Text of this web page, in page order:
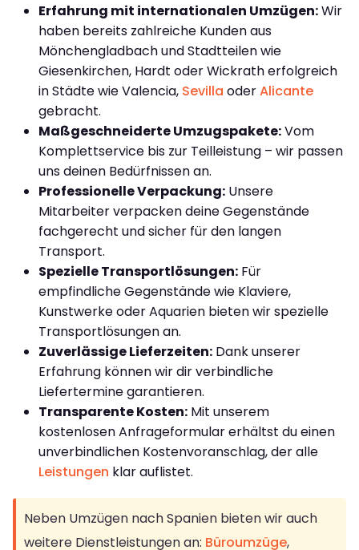
Erfahrung mit internationalen Umzügen:Wir
haben bereits zahlreiche Kunden aus
Mönchengladbach und Stadtteilen wie
Giesenkirchen, Hardt oder Wickrath erfolgreich
in Städte wie Valencia, Sevilla oderAlicante
gebracht.
Maßgeschneiderte Umzugspakete:Vom
Komplettservice bis zur Teilleistung – wir passen
uns deinen Bedürfnissen an.
Professionelle Verpackung: Unsere
Mitarbeiter verpacken deine Gegenstände
fachgerecht und sicher für den langen
Transport.
Spezielle Transportlösungen: Für
empfindliche Gegenstände wie Klaviere,
Kunstwerke oder Aquarien bieten wir spezielle
Transportlösungen an.
Zuverlässige Lieferzeiten: Dank unserer
Erfahrung können wir dir verbindliche
Liefertermine garantieren.
Transparente Kosten: Mit unserem
kostenlosen Anfrageformular erhältst du einen
unverbindlichen Kostenvoranschlag, der alle
Leistungen klar auflistet.
Neben Umzügen nach Spanien bieten wir auch
weitere Dienstleistungen an: Büroumzüge,